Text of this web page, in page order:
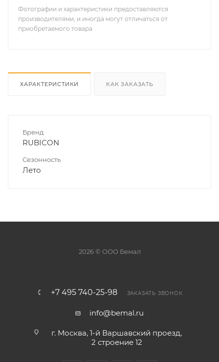
Фотографии и характеристики предоставляются
производителями, и иногда могут отличаться от
приобретаемого товара
ХАРАКТЕРИСТИКИ КАК ЗАКАЗАТЬ
Бренд
RUBICON
Сезонность
Лето
2026 © ООО Бемал
+7 495 740-25-98 ЗАКАЗАТЬ ЗВОНОК
info@bemal.ru
г. Москва, 1-й Варшавский проезд,
2 строение 12